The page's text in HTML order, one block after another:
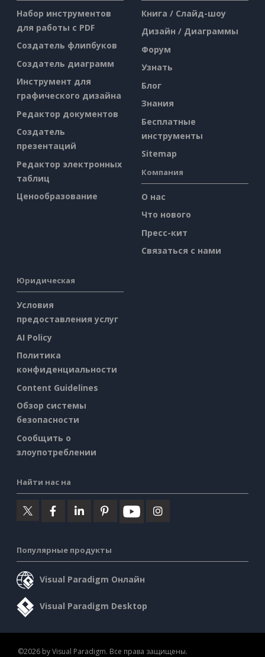
Набор инструментов
для работы с PDF
Создатель флипбуков
Создатель диаграмм
Инструмент для
графического дизайна
Редактор документов
Создатель
презентаций
Редактор электронных
таблиц
Ценообразование
Книга / Слайд-шоу
Дизайн / Диаграммы
Форум
Узнать
Блог
Знания
Бесплатные
инструменты
Sitemap
Компания
О нас
Что нового
Пресс-кит
Связаться с нами
Юридическая
Условия
предоставления услуг
AI Policy
Политика
конфиденциальности
Content Guidelines
Обзор системы
безопасности
Сообщить о
злоупотреблении
Найти нас на
Популярные продукты
Visual Paradigm Онлайн
Visual Paradigm Desktop
©2026 by Visual Paradigm. Все права защищены.